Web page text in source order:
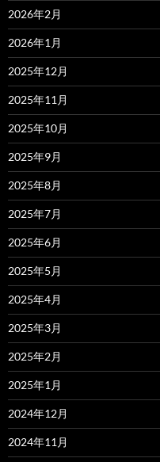
2026年2月
2026年1月
2025年12月
2025年11月
2025年10月
2025年9月
2025年8月
2025年7月
2025年6月
2025年5月
2025年4月
2025年3月
2025年2月
2025年1月
2024年12月
2024年11月